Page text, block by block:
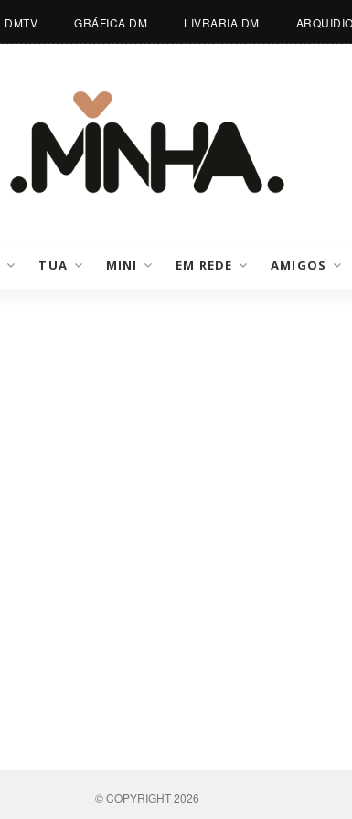
DMTV GRÁFICA DM LIVRARIA DM
TUA MINI EM REDE AMIGOS
© COPYRIGHT 2026